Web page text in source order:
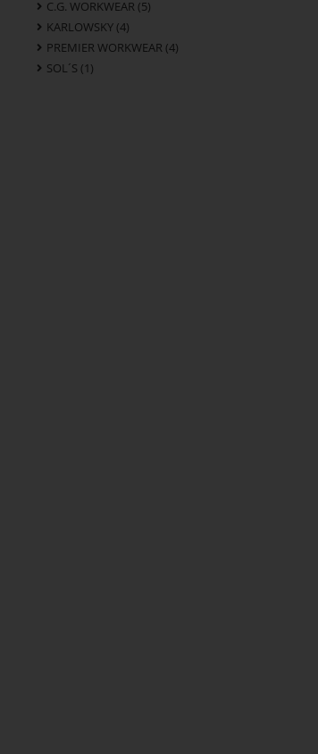
C.G. WORKWEAR (5)
KARLOWSKY(4)
PREMIER WORKWEAR (4)
SOL´S (1)